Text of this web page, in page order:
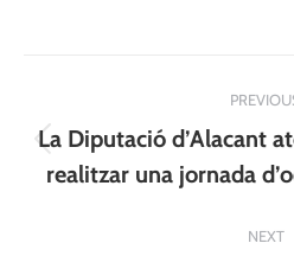
navigation
La Diputació d’Alacant
realitzar una jornada
NEXT